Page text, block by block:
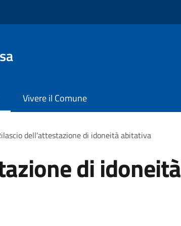
Vivere il Comune
dell'attestazione di idoneità abitativa
di idoneità